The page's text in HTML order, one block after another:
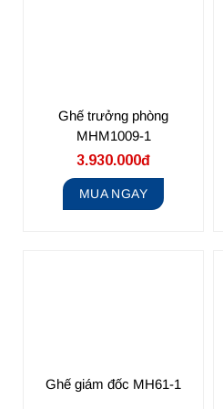
Ghế trưởng phòng
MHM1009-1
3.930.000đ
MUA NGAY
Ghế giám đốc MH61-1